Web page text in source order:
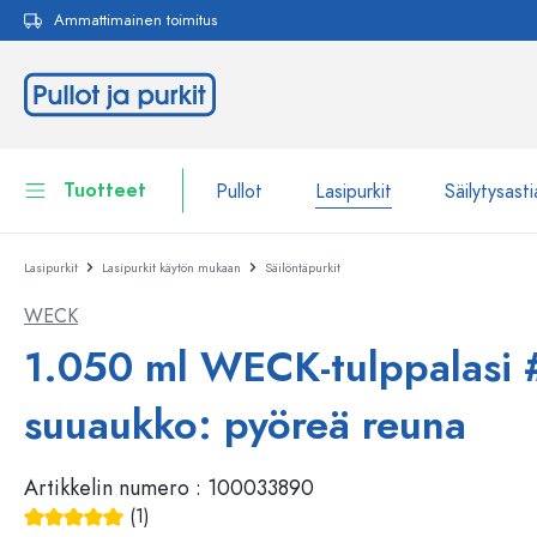
Siirry päänavigointiin
Ammattimainen toimitus
Tuotteet Pullot Lasipurkit
Pullot
Säilytysastiat
Astiat
Kosmetiikka-astiat
Näytä kaikki Pullot
Pullot tuotemerkin mukaan
WECK-Lasipullot
Lasipurkit Lasipurkit käytön mukaan Säilöntäpurkit
WECK
1.050 ml WECK-tulppalasi
suuaukko: pyöreä reuna
Artikkelin numero : 100033890
(1)